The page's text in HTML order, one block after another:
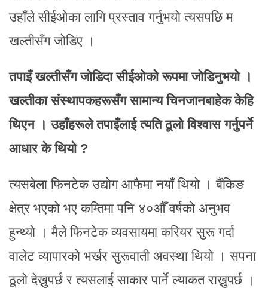
उहाँले सीईओका लागि प्रस्ताव गर्नुभयो त्यसपछि म
खल्तीसँग जोडिए ।
तपाइँ खल्तीसँग जोडिदा सीईओको रूपमा जोडिनुभयो ।
खल्तीका संस्थापकहरूसँग सामान्य चिनजानबाहेक केहि
थिएन । उहाँहरूले तपाइँलाई त्यति ठूलो विश्वास गर्नुपर्ने
आधार के थियो ?
त्यसबेला फिनटेक उद्योग आफैमा नयाँ थियो । बैंकिङ
क्षेत्र भएको भए कम्तिमा पनि ४०औँ वर्षको अनुभव
हुन्थ्यो । मैले फिनटेक व्यवसायमा करियर सुरू गर्दा
वालेट व्यापारको भर्खर सुरूवाती अवस्था थियो । सपना
ठूलो देख्नुपर्छ र त्यसलाई साकार पार्ने ल्याकत राख्नुपर्छ ।